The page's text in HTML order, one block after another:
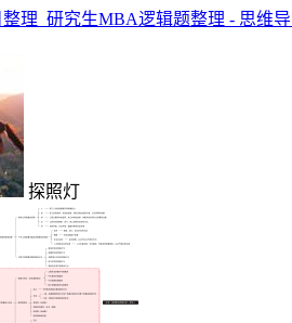
理_研究生MBA逻辑题整理 - 思维
探照灯